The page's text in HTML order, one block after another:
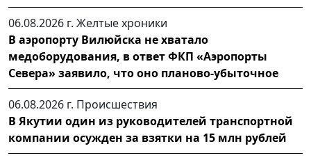
06.08.2026 г. Желтые хроники
В аэропорту Вилюйска не хватало
медоборудования, в ответ ФКП «Аэропорты
Севера» заявило, что оно планово-убыточное
06.08.2026 г. Происшествия
В Якутии один из руководителей транспортной
компании осужден за взятки на 15 млн рублей